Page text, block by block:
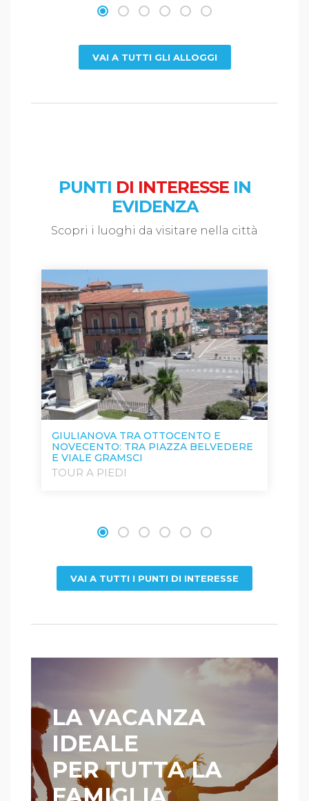
VAI A TUTTI GLI ALLOGGI
PUNTI DI INTERESSEIN
EVIDENZA
Scopri i luoghi da visitare nella città
GIULIANOVA TRA OTTOCENTO E
NOVECENTO: TRA PIAZZA BELVEDERE
E VIALE GRAMSCI
TOUR A PIEDI
VAI A TUTTI I PUNTI DI INTERESSE
LA VACANZA
IDEALE
PER TUTTA LA